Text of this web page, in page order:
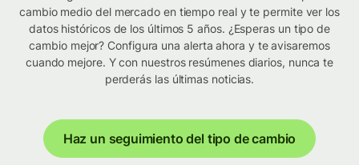
cambio medio del mercado en tiempo real y te permite ver los
datos históricos de los últimos 5 años. ¿Esperas un tipo de
cambio mejor? Configura una alerta ahora y te avisaremos
cuando mejore. Y con nuestros resúmenes diarios, nunca te
perderás las últimas noticias.
Haz un seguimiento del tipo de cambio